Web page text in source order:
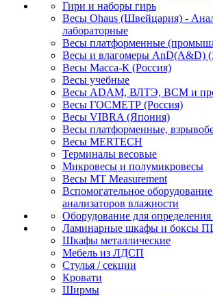
Гири и наборы гирь
Весы Ohaus (Швейцария) -
лабораторные
Весы платформенные
Весы и влагомеры AnD(A&D)
Весы Масса-К (Россия)
Весы учебные
Весы ADAM, ВЛТЭ, BCM и
Весы ГОСМЕТР (Россия)
Весы VIBRA (Япония)
Весы платформенные,
Весы MERTECH
Терминалы весовые
Микровесы и полумикровесы
Весы MT Measurement
Вспомогательное
анализаторов влажности
Оборудование для определения
Ламинарные шкафы и боксы
Шкафы металлические
Мебель из ЛДСП
Стулья / секции
Кровати
Ширмы